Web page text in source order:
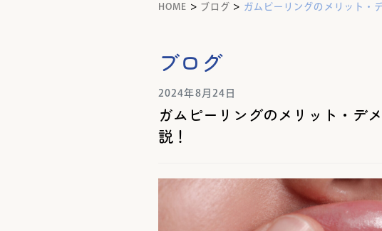
HOME > ブログ > ガムピーリングのメリット・
ブログ
2024年8月24日
ガムピーリングのメリット・デ
説！